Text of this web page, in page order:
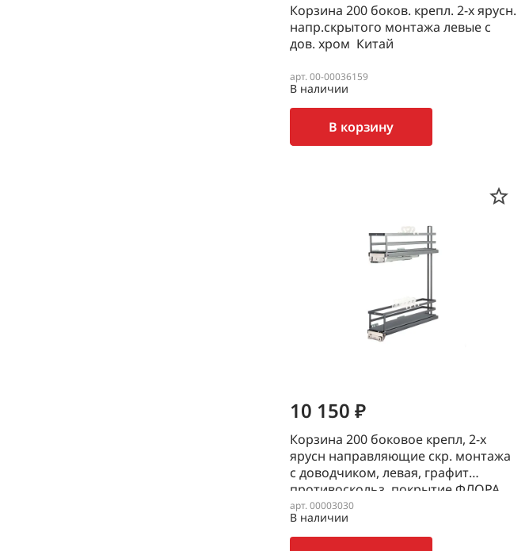
Корзина 200 боков. крепл. 2-х ярусн.
напр.скрытого монтажа левые с
дов. хром Китай
арт. 00-00036159
В наличии
В корзину
10 150 ₽
Корзина 200 боковое крепл, 2-х
ярусн направляющие скр. монтажа
с доводчиком, левая, графит
противоскольз. покрытие ФЛОРА
BOYARD
арт. 00003030
В наличии